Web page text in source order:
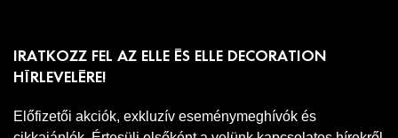
IRATKOZZ FEL AZ ELLE ÉS ELLE DECORATION
HÍRLEVELÉRE!
Előfizetői akciók, exkluzív eseménymeghívók és